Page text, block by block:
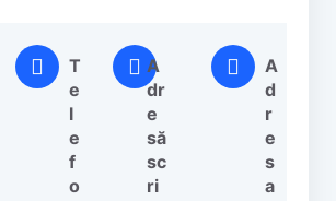
T
e
l
e
f
o
A
dr
e
să
sc
ri
A
d
r
e
s
a